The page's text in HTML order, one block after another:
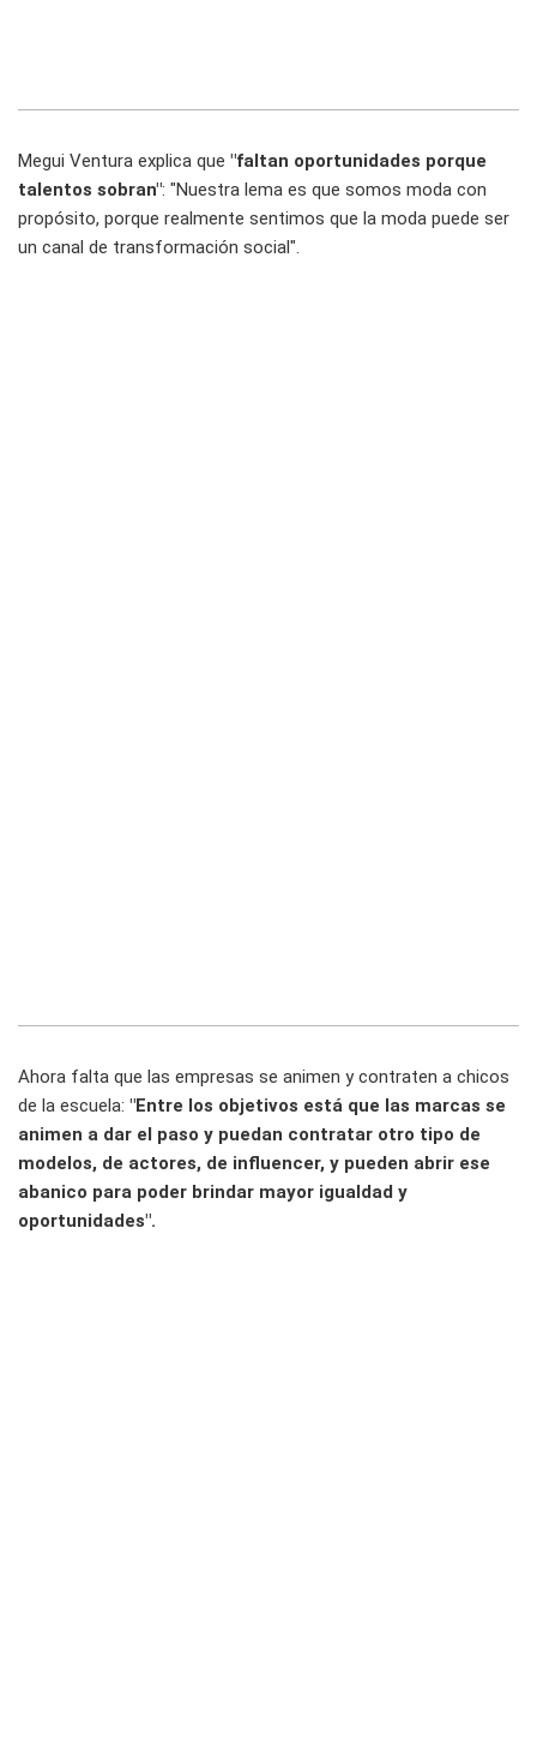
Megui Ventura explica que "faltan oportunidades porque
talentos sobran": "Nuestra lema es que somos moda con
propósito, porque realmente sentimos que la moda puede ser
un canal de transformación social".
Ahora falta que las empresas se animen y contraten a chicos
de la escuela: "Entre los objetivos está que las marcas se
animen a dar el paso y puedan contratar otro tipo de
modelos, de actores, de influencer, y pueden abrir ese
abanico para poder brindar mayor igualdad y
oportunidades".